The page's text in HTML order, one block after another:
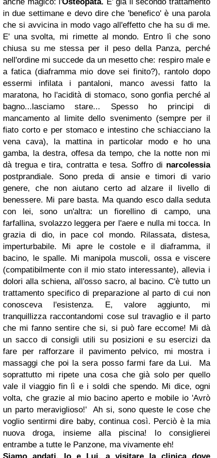
in due settimane e devo dire che 'benefico' è una parola
che si avvicina in modo vago all'effetto che ha su di me.
E' una svolta, mi rimette al mondo. Entro lì che sono
chiusa su me stessa per il peso della Panza, perché
nell'ordine mi succede da un mesetto che: respiro male e
a fatica (diaframma mio dove sei finito?), rantolo dopo
essermi infilata i pantaloni, manco avessi fatto la
maratona, ho l'acidità di stomaco, sono gonfia perché al
bagno...lasciamo stare... Spesso ho principi di
mancamento al limite dello svenimento (sempre per il
fiato corto e per stomaco e intestino che schiacciano la
vena cava), la mattina in particolar modo e ho una
gamba, la destra, offesa da tempo, che la notte non mi
dà tregua e tira, contratta e tesa. Soffro di narcolessia
postprandiale. Sono preda di ansie e timori di vario
genere, che non aiutano certo ad alzare il livello di
benessere. Mi pare basta. Ma quando esco dalla seduta
con lei, sono un'altra: un fiorellino di campo, una
farfallina, svolazzo leggera per l'aere e nulla mi tocca. In
grazia di dio, in pace col mondo. Rilassata, distesa,
imperturbabile. Mi apre le costole e il diaframma, il
bacino, le spalle. Mi manipola muscoli, ossa e viscere
(compatibilmente con il mio stato interessante), allevia i
dolori alla schiena, all'osso sacro, al bacino. C'è tutto un
trattamento specifico di preparazione al parto di cui non
conosceva l'esistenza. E, valore aggiunto, mi
tranquillizza raccontandomi cose sul travaglio e il parto
che mi fanno sentire che si, si può fare eccome! Mi dà
un sacco di consigli utili su posizioni e su esercizi da
fare per rafforzare il pavimento pelvico, mi mostra i
massaggi che poi la sera posso farmi fare da Lui. Ma
soprattutto mi ripete una cosa che già solo per quello
vale il viaggio fin lì e i soldi che spendo. Mi dice, ogni
volta, che grazie al mio bacino aperto e mobile io 'Avrò
un parto meraviglioso!' Ah si, sono queste le cose che
voglio sentirmi dire baby, continua così. Perciò è la mia
nuova droga, insieme alla piscina! Io consiglierei
entrambe a tutte le Panzone, ma vivamente eh!